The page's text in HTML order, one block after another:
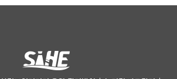
서울특별시 보건환경연구원